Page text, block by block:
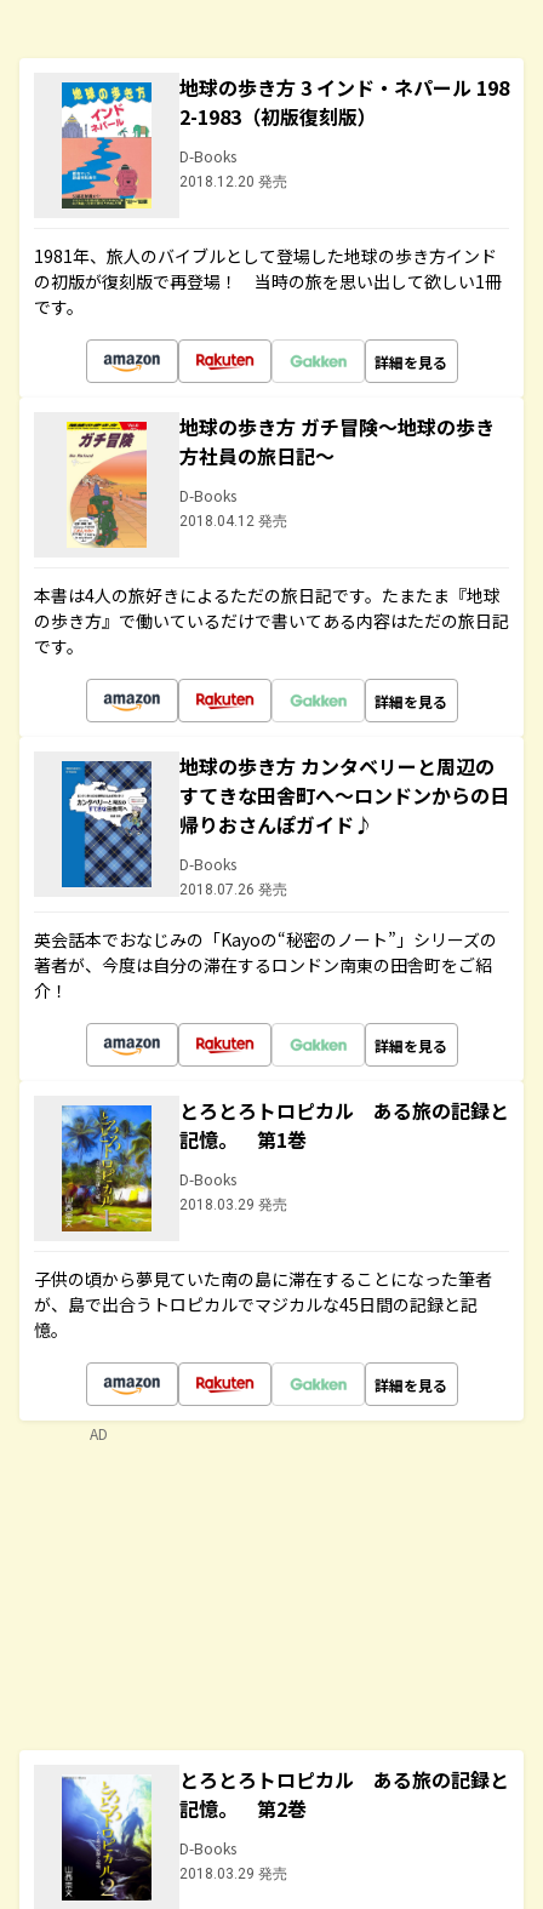
地球の歩き方 3 インド・ネパール 198
2-1983（初版復刻版）
D-Books
2018.12.20 発売
1981年、旅人のバイブルとして登場した地球の歩き方インド
の初版が復刻版で再登場！ 当時の旅を思い出して欲しい1冊
です。
詳細を見る
地球の歩き方 ガチ冒険～地球の歩き
方社員の旅日記～
D-Books
2018.04.12 発売
本書は4人の旅好きによるただの旅日記です。たまたま『地球
の歩き方』で働いているだけで書いてある内容はただの旅日記
です。
詳細を見る
地球の歩き方 カンタベリーと周辺の
すてきな田舎町へ～ロンドンからの日
帰りおさんぽガイド♪
D-Books
2018.07.26 発売
英会話本でおなじみの「Kayoの“秘密のノート”」シリーズの
著者が、今度は自分の滞在するロンドン南東の田舎町をご紹
介！
詳細を見る
とろとろトロピカル ある旅の記録と
記憶。 第1巻
D-Books
2018.03.29 発売
子供の頃から夢見ていた南の島に滞在することになった筆者
が、島で出合うトロピカルでマジカルな45日間の記録と記
憶。
詳細を見る
とろとろトロピカル ある旅の記録と
記憶。 第2巻
D-Books
2018.03.29 発売
AD